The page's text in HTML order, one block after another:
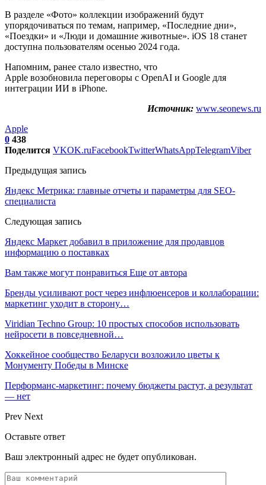
В разделе «Фото» коллекции изображений будут
упорядочиваться по темам, например, «Последние дни»,
«Поездки» и «Люди и домашние животные». iOS 18 станет
доступна пользователям осенью 2024 года.
Напомним, ранее стало известно, что
Apple возобновила переговоры с OpenAI и Google для
интеграции ИИ в iPhone.
Источник: www.seonews.ru
Apple
0 438
Поделится VKOK.ruFacebookTwitterWhatsAppTelegramViber
Предыдущая запись
Яндекс Метрика: главные отчеты и параметры для SEO-
специалиста
Следующая запись
Яндекс Маркет добавил в приложение для продавцов
информацию о поставках
Вам также могут понравиться Еще от автора
Бренды усиливают рост через инфлюенсеров и коллаборации:
маркетинг уходит в сторону…
Viridian Techno Group: 10 простых способов использовать
нейросети в повседневной…
Хоккейное сообщество Беларуси возложило цветы к
Монументу Победы в Минске
Перформанс-маркетинг: почему бюджеты растут, а результат
— нет
Prev Next
Оставьте ответ
Ваш электронный адрес не будет опубликован.